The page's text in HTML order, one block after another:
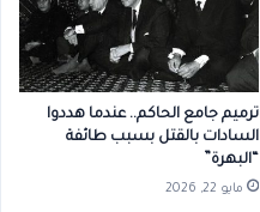
ترميم جامع الحاكم.. عندما هددوا
السادات بالقتل بسبب طائفة
“البهرة”
مايو 22, 2026